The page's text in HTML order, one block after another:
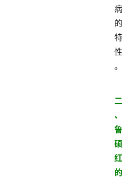
病
的
特
性
。
二
、
鲁
硕
红
的